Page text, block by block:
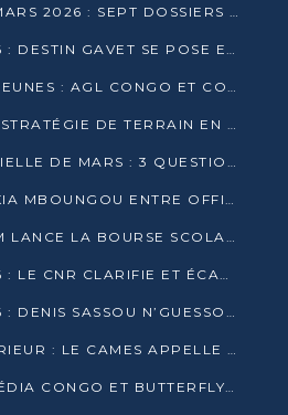
PRÉSIDENTIELLE DE MARS 2026 : SEPT DOSSIERS DE CANDIDATURE ENREGISTRÉS À LA CLÔTURE DES DÉPÔTS
PRÉSIDENTIELLE 2026 : DESTIN GAVET SE POSE EN CANDIDAT DU « RAS-LE-BOL »
EMPLOYABILITÉ DES JEUNES : AGL CONGO ET CONGO TERMINAL S’ALLIENT À UCAC-ICAM
LE MJPU DÉPLOIE SA STRATÉGIE DE TERRAIN EN FAVEUR DE DSN
ÉLECTION PRÉSIDENTIELLE DE MARS : 3 QUESTIONS À UN EXPERT CONGOLAIS DE LA CYBERSÉCURITÉ
JOSEPH KIGNOUMBI KIA MBOUNGOU ENTRE OFFICIELLEMENT EN COURSE POUR LA PRÉSIDENTIELLE
ÉDUCATION : LA FCRM LANCE LA BOURSE SCOLAIRE FRANCINE-NTOUMI POUR PROMOUVOIR LES FILIÈRES SCIENTIFIQUES
PRÉSIDENTIELLE 2026 : LE CNR CLARIFIE ET ÉCARTE LA CANDIDATURE DU PASTEUR NTUMI
PRÉSIDENTIELLE 2026 : DENIS SASSOU N’GUESSO ANNONCE OFFICIELLEMENT SA CANDIDATURE
ENSEIGNEMENT SUPÉRIEUR : LE CAMES APPELLE À UNE UNIVERSITÉ AFRICAINE AXÉE SUR L’EMPLOYABILITÉ
BRAZZAVILLE : WIKIPÉDIA CONGO ET BUTTERFLY SCELLENT UN PARTENARIAT POUR STRUCTURER LE BÉNÉVOLAT NUMÉRIQUE